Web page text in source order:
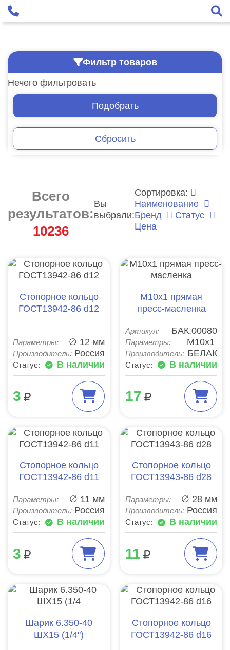
Фильтр товаров
Нечего фильтровать
Подобрать
Сбросить
Всего
результатов:
10236
Вы
выбрали:
Сортировка:
Наименование
Бренд
Статус
Цена
Стопорное кольцо
ГОСТ13942-86 d12
Параметры: ∅ 12 мм
Производитель: Россия
Статус: В наличии
3
М10х1 прямая
пресс-масленка
Артикул: БАК.00080
Параметры: М10х1
Производитель: БЕЛАК
Статус: В наличии
17
Стопорное кольцо
ГОСТ13942-86 d11
Параметры: ∅ 11 мм
Производитель: Россия
Статус: В наличии
3
Стопорное кольцо
ГОСТ13943-86 d28
Параметры: ∅ 28 мм
Производитель: Россия
Статус: В наличии
11
Шарик 6.350-40
ШХ15 (1/4")
Стопорное кольцо
ГОСТ13942-86 d16